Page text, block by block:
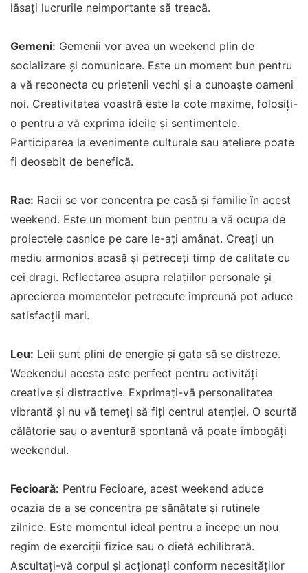
lăsați lucrurile neimportante să treacă.
Gemeni: Gemenii vor avea un weekend plin de
socializare și comunicare. Este un moment bun pentru
a vă reconecta cu prietenii vechi și a cunoaște oameni
noi. Creativitatea voastră este la cote maxime, folosiți-
o pentru a vă exprima ideile și sentimentele.
Participarea la evenimente culturale sau ateliere poate
fi deosebit de benefică.
Rac: Racii se vor concentra pe casă și familie în acest
weekend. Este un moment bun pentru a vă ocupa de
proiectele casnice pe care le-ați amânat. Creați un
mediu armonios acasă și petreceți timp de calitate cu
cei dragi. Reflectarea asupra relațiilor personale și
aprecierea momentelor petrecute împreună pot aduce
satisfacții mari.
Leu: Leii sunt plini de energie și gata să se distreze.
Weekendul acesta este perfect pentru activități
creative și distractive. Exprimați-vă personalitatea
vibrantă și nu vă temeți să fiți centrul atenției. O scurtă
călătorie sau o aventură spontană vă poate îmbogăți
weekendul.
Fecioară: Pentru Fecioare, acest weekend aduce
ocazia de a se concentra pe sănătate și rutinele
zilnice. Este momentul ideal pentru a începe un nou
regim de exerciții fizice sau o dietă echilibrată.
Ascultați-vă corpul și acționați conform necesităților